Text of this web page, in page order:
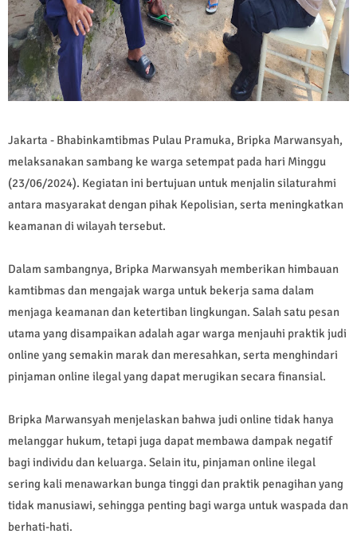
Jakarta - Bhabinkamtibmas Pulau Pramuka, Bripka Marwansyah,
melaksanakan sambang ke warga setempat pada hari Minggu
(23/06/2024). Kegiatan ini bertujuan untuk menjalin silaturahmi
antara masyarakat dengan pihak Kepolisian, serta meningkatkan
keamanan di wilayah tersebut.
Dalam sambangnya, Bripka Marwansyah memberikan himbauan
kamtibmas dan mengajak warga untuk bekerja sama dalam
menjaga keamanan dan ketertiban lingkungan. Salah satu pesan
utama yang disampaikan adalah agar warga menjauhi praktik judi
online yang semakin marak dan meresahkan, serta menghindari
pinjaman online ilegal yang dapat merugikan secara finansial.
Bripka Marwansyah menjelaskan bahwa judi online tidak hanya
melanggar hukum, tetapi juga dapat membawa dampak negatif
bagi individu dan keluarga. Selain itu, pinjaman online ilegal
sering kali menawarkan bunga tinggi dan praktik penagihan yang
tidak manusiawi, sehingga penting bagi warga untuk waspada dan
berhati-hati.